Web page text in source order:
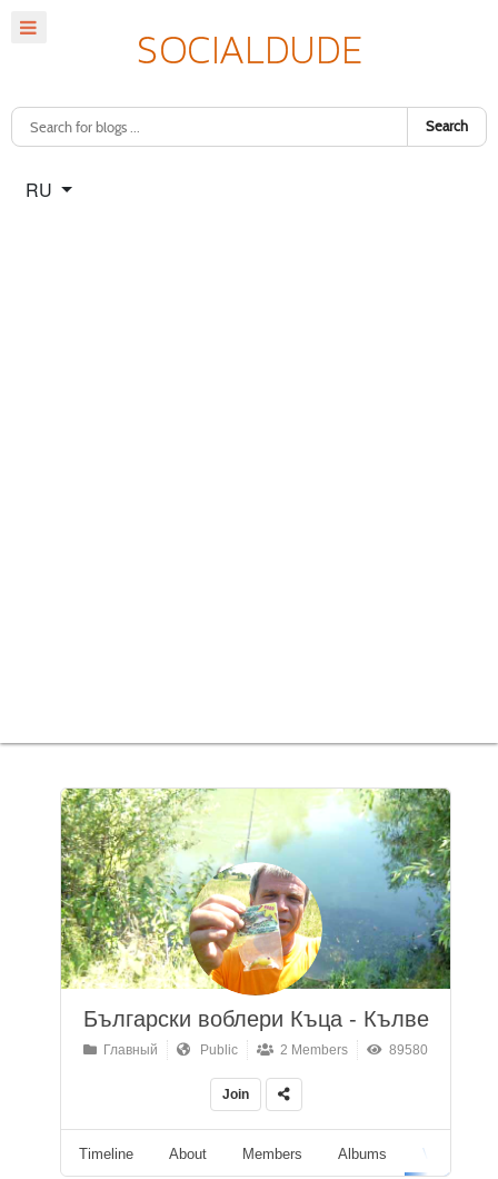
Search
Select your language
RU
Български воблери Къца - Кълве
Главный Public 2 Members 89580
Join
Timeline About Members Albums Videos